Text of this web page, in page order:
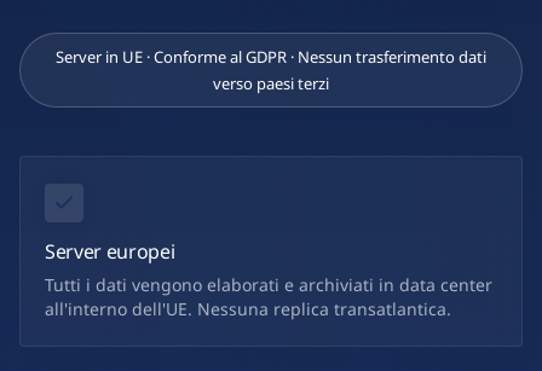
Server in UE · Conforme al GDPR · Nessun trasferimento dati
verso paesi terzi
Server europei
Tutti i dati vengono elaborati e archiviati in data center
all'interno dell'UE. Nessuna replica transatlantica.